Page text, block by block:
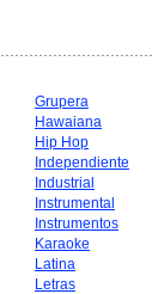
Grupera
Hawaiana
Hip Hop
Independiente
Industrial
Instrumental
Instrumentos
Karaoke
Latina
Letras